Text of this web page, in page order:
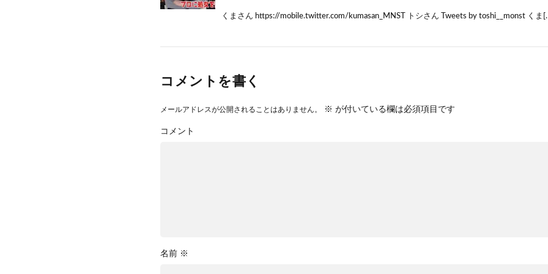
くまさん https://mobile.twitter.com/kumasan_MNST トシさん Tweets by toshi__monst くま
コメントを書く
メールアドレスが公開されることはありません。 ※ が付いている欄は必須項目です
コメント
名前 ※